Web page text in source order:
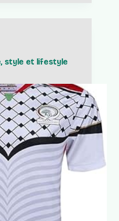
style et lifestyle